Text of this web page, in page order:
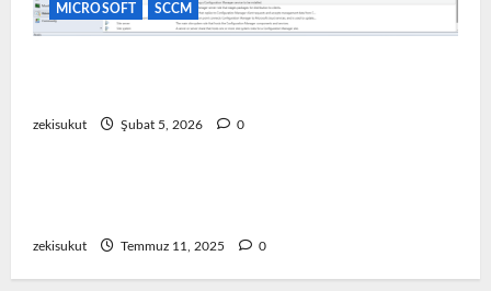
MICROSOFT SCCM
zekisukut Şubat 5, 2026 0
EMC Emc Storage
zekisukut Temmuz 11, 2025 0